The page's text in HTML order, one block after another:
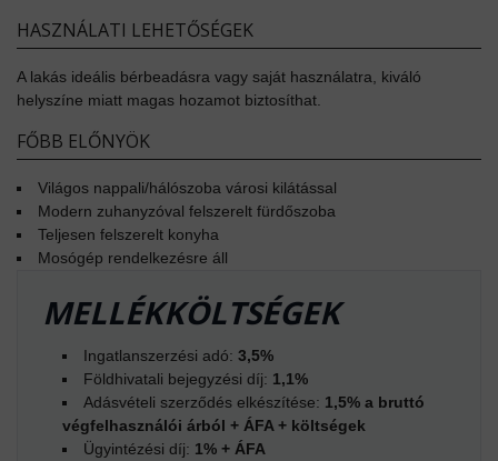
HASZNÁLATI LEHETŐSÉGEK
A lakás ideális bérbeadásra vagy saját használatra, kiváló
helyszíne miatt magas hozamot biztosíthat.
FŐBB ELŐNYÖK
Világos nappali/hálószoba városi kilátással
Modern zuhanyzóval felszerelt fürdőszoba
Teljesen felszerelt konyha
Mosógép rendelkezésre áll
MELLÉKKÖLTSÉGEK
Ingatlanszerzési adó: 3,5%
Földhivatali bejegyzési díj: 1,1%
Adásvételi szerződés elkészítése: 1,5% a bruttó
végfelhasználói árból + ÁFA + költségek
Ügyintézési díj: 1% + ÁFA